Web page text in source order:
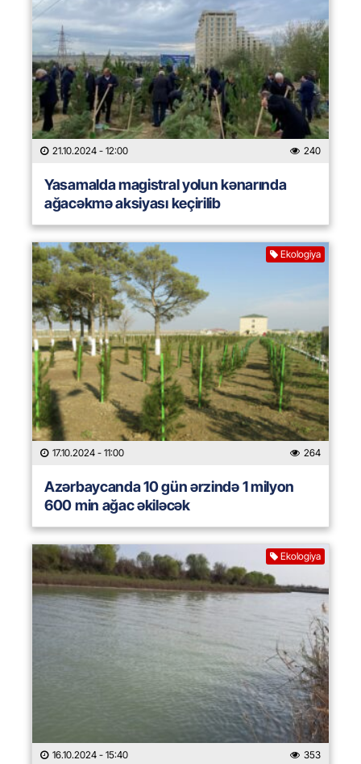
21.10.2024 - 12:00 240
Yasamalda magistral yolun kənarında
ağacəkmə aksiyası keçirilib
Ekologiya
17.10.2024 - 11:00 264
Azərbaycanda 10 gün ərzində 1 milyon
600 min ağac əkiləcək
Ekologiya
16.10.2024 - 15:40 353